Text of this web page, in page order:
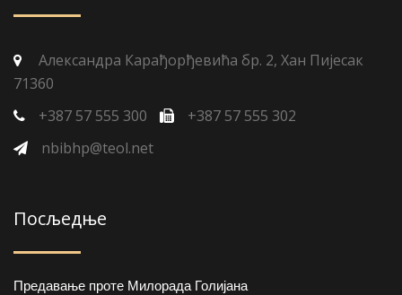
Александра Карађорђевића бр. 2, Хан Пијесак
71360
+387 57 555 300
+387 57 555 302
nbibhp@teol.net
Посљедње
Предавање проте Милорада Голијана